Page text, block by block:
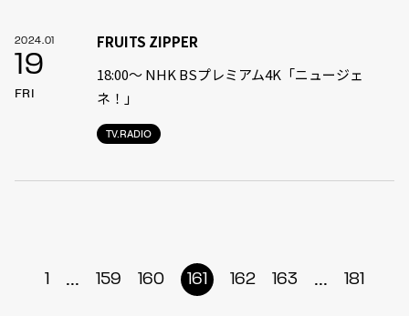
2024.01
19
FRI
TV.RADIO
FRUITS ZIPPER
18:00〜 NHK BSプレミアム4K「ニュージェ
ネ！」
1 ... 159 160 161 162 163 ... 181